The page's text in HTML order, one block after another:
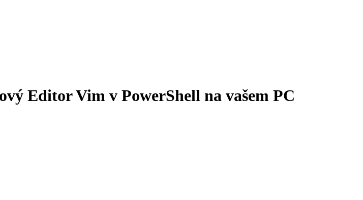
Editor Vim v PowerShell na vašem PC